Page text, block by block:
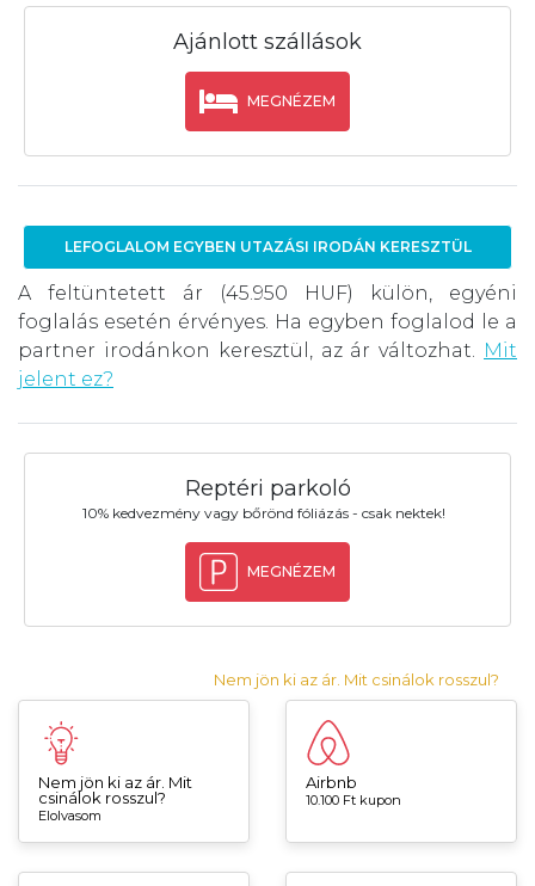
Ajánlott szállások
MEGNÉZEM
LEFOGLALOM EGYBEN UTAZÁSI IRODÁN KERESZTÜL
A feltüntetett ár (45.950 HUF) külön, egyéni
foglalás esetén érvényes. Ha egyben foglalod le a
partner irodánkon keresztül, az ár változhat. Mit
jelent ez?
Reptéri parkoló
10% kedvezmény vagy bőrönd fóliázás - csak nektek!
MEGNÉZEM
Nem jön ki az ár. Mit csinálok rosszul?
Nem jön ki az ár. Mit
csinálok rosszul?
Elolvasom
Airbnb
10.100 Ft kupon